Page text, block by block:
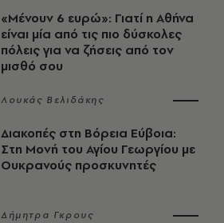
«Μένουν 6 ευρώ»: Γιατί η Αθήνα
είναι μία από τις πιο δύσκολες
πόλεις για να ζήσεις από τον
μισθό σου
Λουκάς Βελιδάκης
Διακοπές στη Βόρεια Εύβοια:
Στη Μονή του Αγίου Γεωργίου με
Ουκρανούς προσκυνητές
Δήμητρα Γκρους